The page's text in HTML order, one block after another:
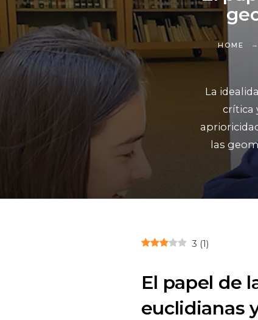
HOME
La
crítica
las
3 (1)
El papel de
euclidianas